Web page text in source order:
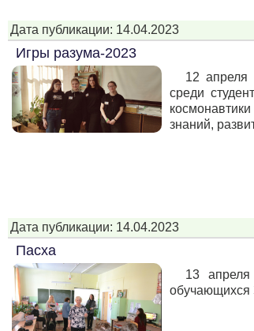
Дата публикации: 14.04.2023
Игры разума-2023
12 апреля
среди
знаний,
Дата публикации: 14.04.2023
Пасха
13
обучающихся